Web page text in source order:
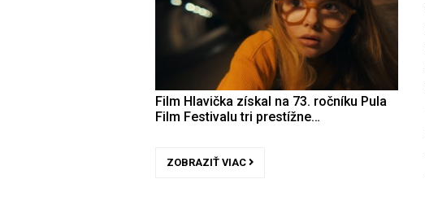
Film Hlavička získal na 73. ročníku Pula
Film Festivalu tri prestížne…
ZOBRAZIŤ VIAC